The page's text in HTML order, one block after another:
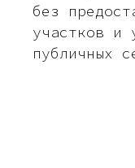
без
участков и
публичных